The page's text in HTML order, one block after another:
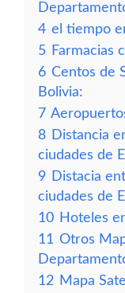
4 el tiempo
5 Farmacias
6 Centos de
Bolivia:
7
8 Distancia
ciudades de
9 Distacia
ciudades de
10 Hoteles
11 Otros
12 Mapa